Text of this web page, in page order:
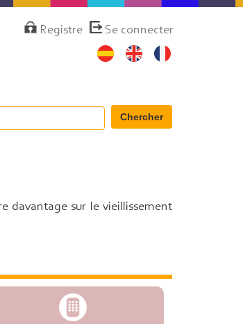
MenúRegistre Se connecter
Chercher
davantage sur le vieillissement